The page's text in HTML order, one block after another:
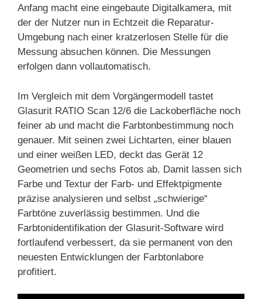
Anfang macht eine eingebaute Digitalkamera, mit
der der Nutzer nun in Echtzeit die Reparatur-
Umgebung nach einer kratzerlosen Stelle für die
Messung absuchen können. Die Messungen
erfolgen dann vollautomatisch.
Im Vergleich mit dem Vorgängermodell tastet
Glasurit RATIO Scan 12/6 die Lackoberfläche noch
feiner ab und macht die Farbtonbestimmung noch
genauer. Mit seinen zwei Lichtarten, einer blauen
und einer weißen LED, deckt das Gerät 12
Geometrien und sechs Fotos ab. Damit lassen sich
Farbe und Textur der Farb- und Effektpigmente
präzise analysieren und selbst „schwierige“
Farbtöne zuverlässig bestimmen. Und die
Farbtonidentifikation der Glasurit-Software wird
fortlaufend verbessert, da sie permanent von den
neuesten Entwicklungen der Farbtonlabore
profitiert.